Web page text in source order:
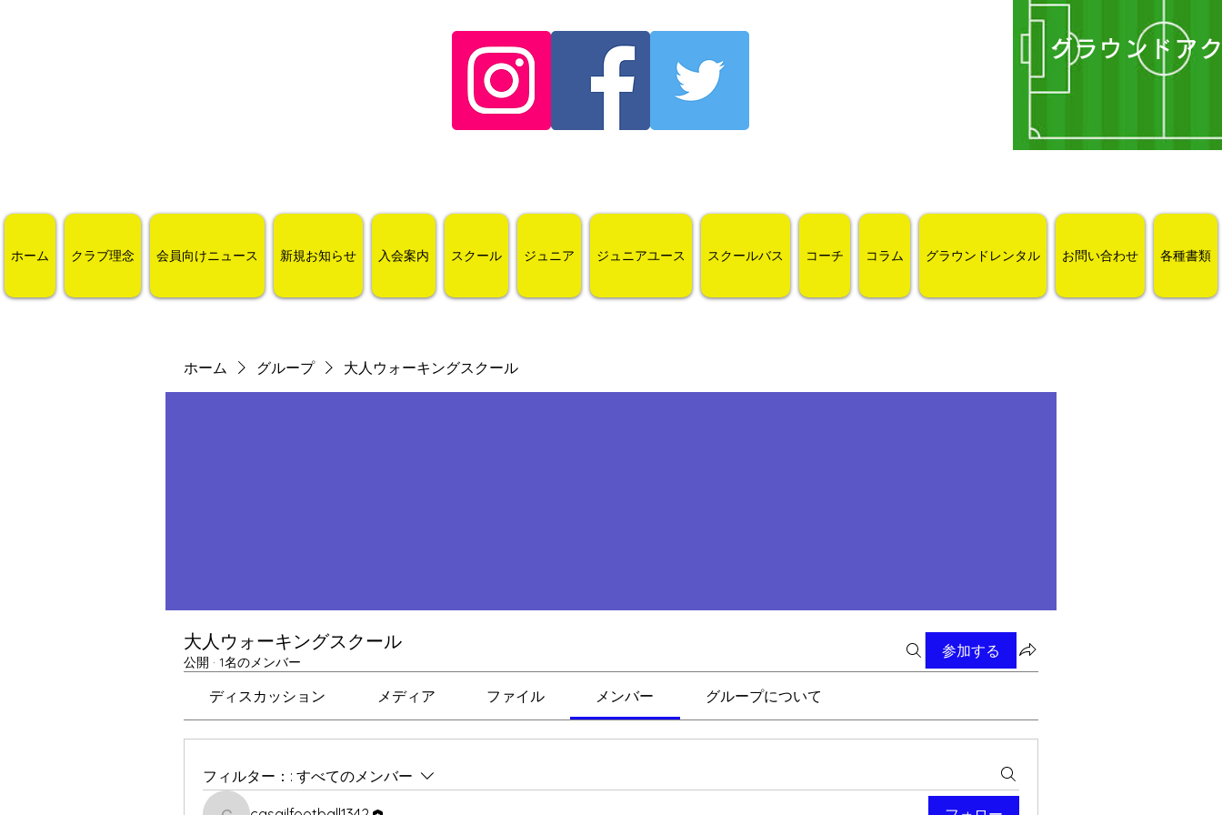
グラウンドア
ホーム クラブ理念 会員向けニュース 新規お知らせ 入会案内 スクール ジュニア ジュニアユース スクールバス コーチ コラム グラウンドレンタル お問い合わせ 各種書類
ホーム グループ 大人ウォーキングスクール
大人ウォーキングスクール
公開 · 1名のメンバー
参加する
ディスカッション メディア ファイル メンバー グループについて
フィルター：: すべてのメンバー